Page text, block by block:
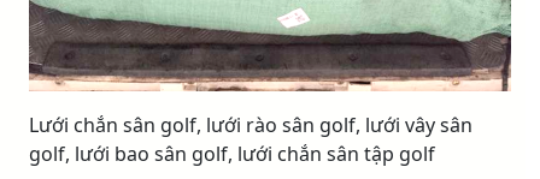
Lưới chắn sân golf, lưới rào sân golf, lưới vây sân
golf, lưới bao sân golf, lưới chắn sân tập golf